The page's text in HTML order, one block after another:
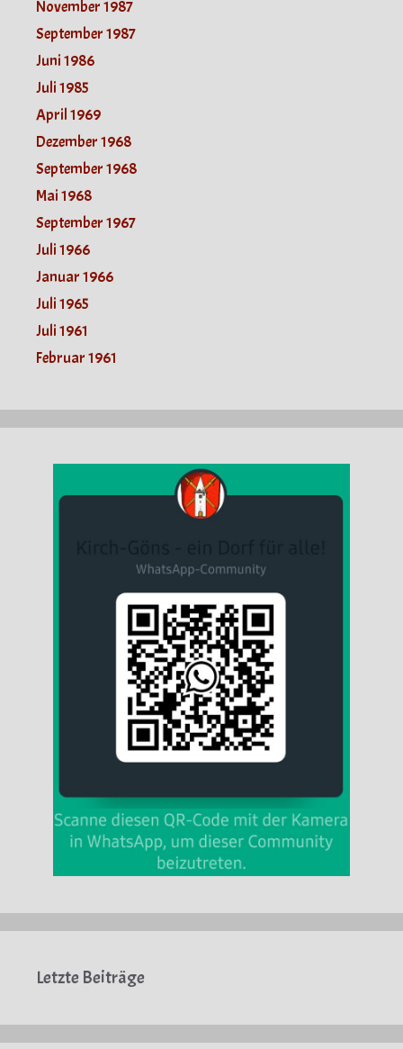
November 1987
September 1987
Juni 1986
Juli 1985
April 1969
Dezember 1968
September 1968
Mai 1968
September 1967
Juli 1966
Januar 1966
Juli 1965
Juli 1961
Februar 1961
Letzte Beiträge